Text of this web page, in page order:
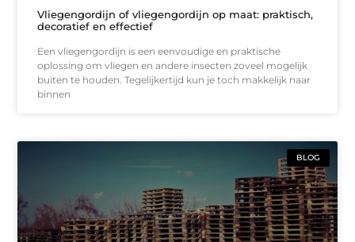
Vliegengordijn of vliegengordijn op maat: praktisch,
decoratief en effectief
Een vliegengordijn is een eenvoudige en praktische
oplossing om vliegen en andere insecten zoveel mogelijk
buiten te houden. Tegelijkertijd kun je toch makkelijk naar
binnen
BLOG